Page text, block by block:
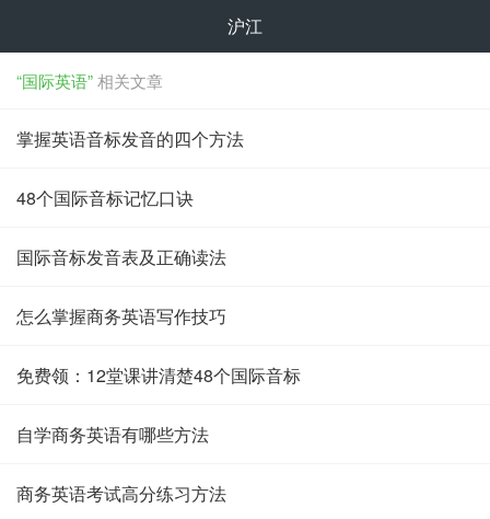
沪江
“国际英语”相关文章
掌握英语音标发音的四个方法
48个国际音标记忆口诀
国际音标发音表及正确读法
怎么掌握商务英语写作技巧
免费领：12堂课讲清楚48个国际音标
自学商务英语有哪些方法
商务英语考试高分练习方法